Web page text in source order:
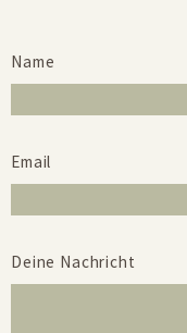
Name
Email
Deine Nachricht